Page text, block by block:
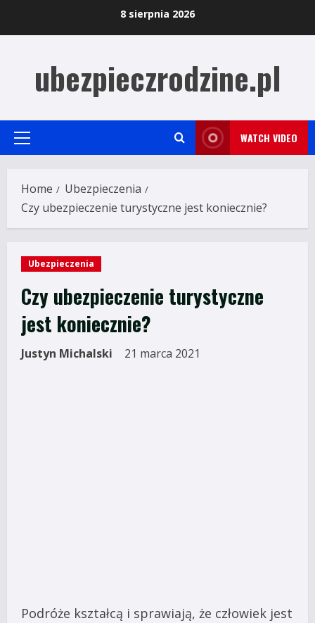
8 sierpnia 2026
ubezpieczrodzine.pl
Primary
WATCH VIDEO
Home
Ubezpieczenia
Czy ubezpieczenie turystyczne jest koniecznie?
Ubezpieczenia
Czy ubezpieczenie turystyczne
jest koniecznie?
Justyn Michalski 21 marca 2021
Podróże kształcą i sprawiają, że człowiek jest